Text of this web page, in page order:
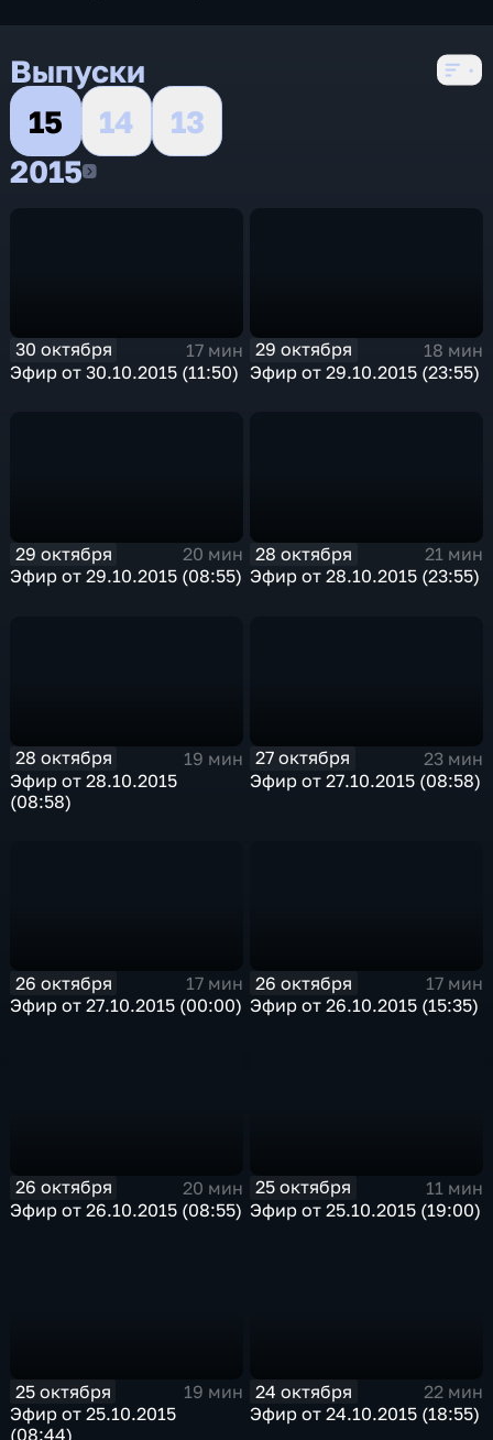
Выпуски
15
14
13
20152015
30 октября
17 мин
Эфир от 30.10.2015 (11:50)
29 октября
18 мин
Эфир от 29.10.2015 (23:55)
29 октября
20 мин
Эфир от 29.10.2015 (08:55)
28 октября
21 мин
Эфир от 28.10.2015 (23:55)
28 октября
19 мин
Эфир от 28.10.2015
(08:58)
27 октября
23 мин
Эфир от 27.10.2015 (08:58)
26 октября
17 мин
Эфир от 27.10.2015 (00:00)
26 октября
17 мин
Эфир от 26.10.2015 (15:35)
26 октября
20 мин
Эфир от 26.10.2015 (08:55)
25 октября
11 мин
Эфир от 25.10.2015 (19:00)
25 октября
19 мин
Эфир от 25.10.2015
(08:44)
24 октября
22 мин
Эфир от 24.10.2015 (18:55)